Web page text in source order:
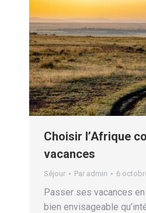
Choisir l’Afrique
vacances
Séjour Par admin 6
Passer ses vacances
bien envisageable